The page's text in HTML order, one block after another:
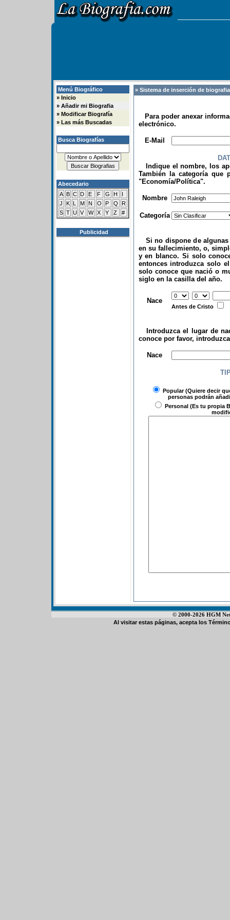
Menú Biográfico
» Inicio
» Añadir mi Biografia
» Modificar Biografía
» Las más Buscadas
Busca Biografías
Abecedario
A B C D E F G H
I
J
K L M N O P Q
R
S T U V W X Y Z #
Publicidad
» Sistema de inserción de
Para poder anexar
electrónico.
E-Mail
Indique el nombre, los
También la categoría que
"Economía/Política".
Nombre
Categoría
Si no dispone de algunas
en su fallecimiento, o,
y en blanco. Si solo
entonces introduzca solo
solo conoce que nació o
siglo en la casilla del año.
Nace
Antes de Cristo
Introduzca el lugar de
conoce por favor,
Nace
Popular(Quiere decir
personas podrán
Personal (Es tu propia
© 2000-2026 HGM
Al visitar estas páginas, acepta los